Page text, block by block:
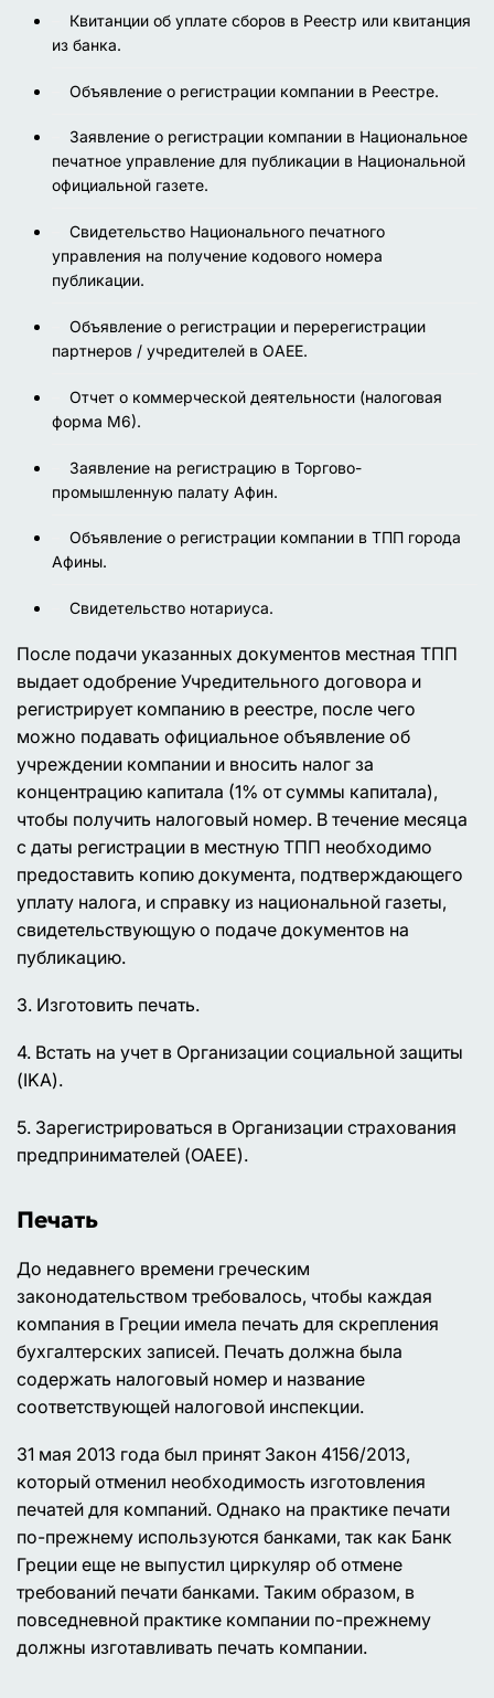
Квитанции об уплате сборов в Реестр или квитанция
из банка.
Объявление о регистрации компании в Реестре.
Заявление о регистрации компании в Национальное
печатное управление для публикации в Национальной
официальной газете.
Свидетельство Национального печатного
управления на получение кодового номера
публикации.
Объявление о регистрации и перерегистрации
партнеров / учредителей в OAEE.
Отчет о коммерческой деятельности (налоговая
форма М6).
Заявление на регистрацию в Торгово-
промышленную палату Афин.
Объявление о регистрации компании в ТПП города
Афины.
Свидетельство нотариуса.
После подачи указанных документов местная ТПП
выдает одобрение Учредительного договора и
регистрирует компанию в реестре, после чего
можно подавать официальное объявление об
учреждении компании и вносить налог за
концентрацию капитала (1% от суммы капитала),
чтобы получить налоговый номер. В течение месяца
с даты регистрации в местную ТПП необходимо
предоставить копию документа, подтверждающего
уплату налога, и справку из национальной газеты,
свидетельствующую о подаче документов на
публикацию.
3. Изготовить печать.
4. Встать на учет в Организации социальной защиты
(IKA).
5. Зарегистрироваться в Организации страхования
предпринимателей (OAEE).
Печать
До недавнего времени греческим
законодательством требовалось, чтобы каждая
компания в Греции имела печать для скрепления
бухгалтерских записей. Печать должна была
содержать налоговый номер и название
соответствующей налоговой инспекции.
31 мая 2013 года был принят Закон 4156/2013,
который отменил необходимость изготовления
печатей для компаний. Однако на практике печати
по-прежнему используются банками, так как Банк
Греции еще не выпустил циркуляр об отмене
требований печати банками. Таким образом, в
повседневной практике компании по-прежнему
должны изготавливать печать компании.